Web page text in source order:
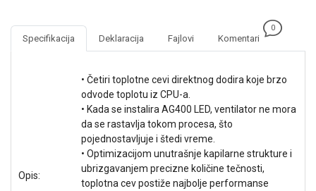
ŠTAMPAČI,
VIDEO
Specifikacija Deklaracija Fajlovi Komentari
0
Opis:
• Četiri toplotne cevi direktnog dodira koje brzo
odvode toplotu iz CPU-a.
• Kada se instalira AG400 LED, ventilator ne mora
da se rastavlja tokom procesa, što
pojednostavljuje i štedi vreme.
• Optimizacijom unutrašnje kapilarne strukture i
ubrizgavanjem precizne količine tečnosti,
toplotna cev postiže najbolje performanse